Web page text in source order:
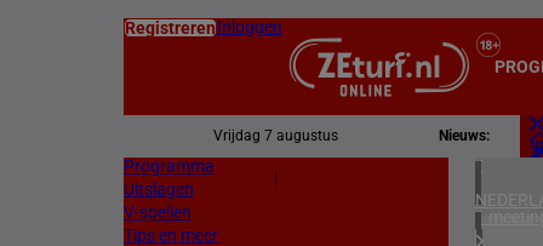
RegistrerenInloggen
Vrijdag 7 augustus Nieuws:
Programma
Uitslagen
V-spellen
Tips en meer
1